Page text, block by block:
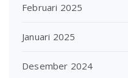
Februari 2025
Januari 2025
Desember 2024